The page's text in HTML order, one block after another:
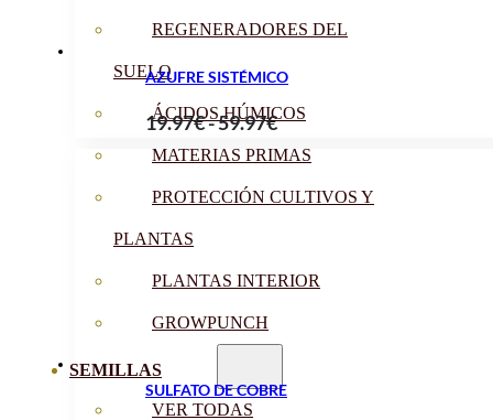
REGENERADORES DEL
SUELO
ÁCIDOS HÚMICOS
MATERIAS PRIMAS
PROTECCIÓN CULTIVOS Y
PLANTAS
PLANTAS INTERIOR
GROWPUNCH
SEMILLAS
VER TODAS
AZUFRE SISTÉMICO
19.97€-59.97€Rango
de
desde
hasta
SULFATO DE COBRE